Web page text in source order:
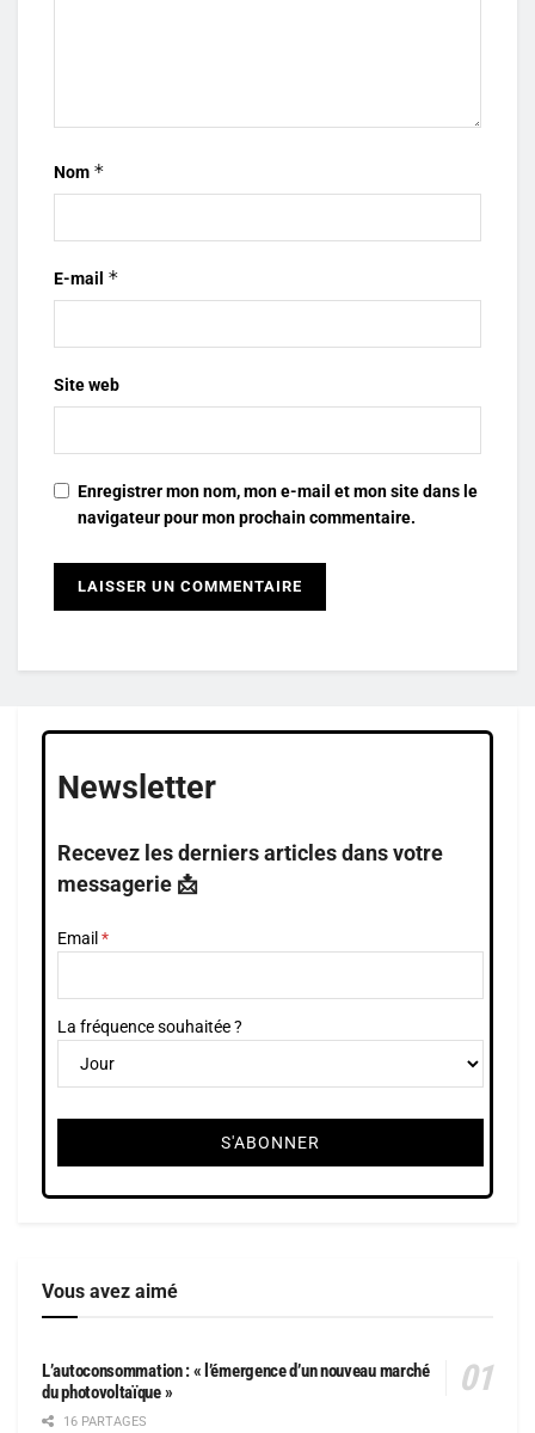
Nom *
E-mail *
Site web
Enregistrer mon nom, mon e-mail et mon site dans le
navigateur pour mon prochain commentaire.
Newsletter
Recevez les derniers articles dans votre
messagerie 📩
Email
La fréquence souhaitée ?
Vous avez aimé
L’autoconsommation : « l’émergence d’un nouveau marché
du photovoltaïque »
16 PARTAGES